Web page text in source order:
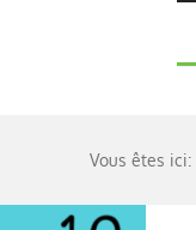
Vous êtes ici: